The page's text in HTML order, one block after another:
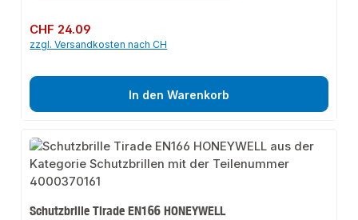
Regulärer Preis:
CHF 24.09
zzgl. Versandkosten nach CH
In den Warenkorb
Schutzbrille Tirade EN166 HONEYWELL